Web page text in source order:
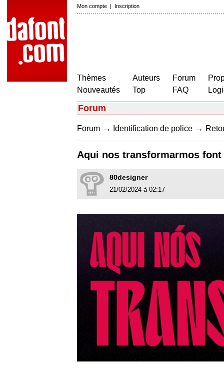
Mon compte | Inscription
Thèmes
Nouveautés
Auteurs
Top
Forum
FAQ
Forum
Forum → Identification de police →
Aqui nos transformarmos font
80designer
21/02/2024 à 02:17